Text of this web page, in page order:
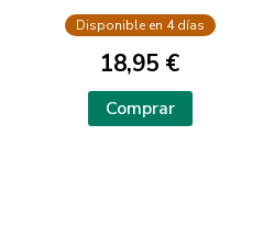
Disponible en 4 días
18,95 €
Comprar